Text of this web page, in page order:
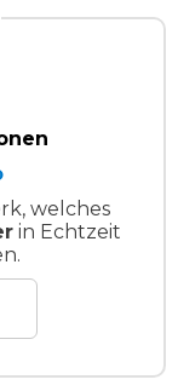
welches
in Echtzeit